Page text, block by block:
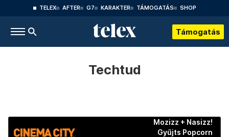
TELEX AFTER G7 KARAKTER TÁMOGATÁS SHOP
Támogatás
Techtud
Mozizz + Nasizz!
Gyűjts Popcorn